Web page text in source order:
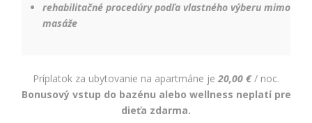
rehabilitačné procedúry podľa vlastného výberu mimo
masáže
Príplatok za ubytovanie na apartmáne je 20,00 € / noc.
Bonusový vstup do bazénu alebo wellness neplatí pre
dieťa zdarma.